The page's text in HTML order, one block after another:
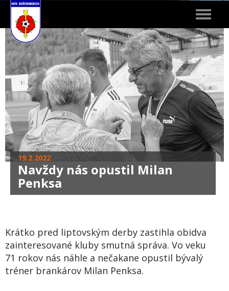
Toggle
19.2.2022
Navždy nás opustil Milan
Penksa
Krátko pred liptovským derby zastihla obidva
zainteresované kluby smutná správa. Vo veku
71 rokov nás náhle a nečakane opustil bývalý
tréner brankárov Milan Penksa.